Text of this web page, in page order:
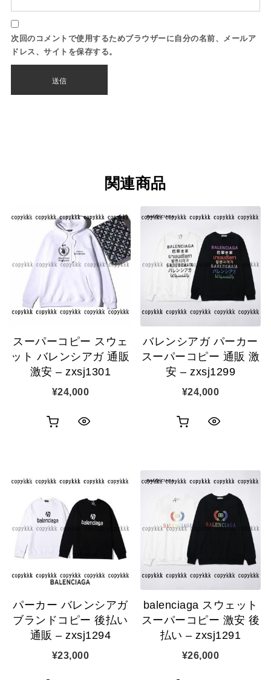
次回のコメントで使用するためブラウザーに自分の名前、メールア
ドレス、サイトを保存する。
関連商品
スーパーコピー スウェ
ット バレンシアガ 通販
激安 – zxsj1301
¥24,000
バレンシアガ パーカー
スーパーコピー 通販 激
安 – zxsj1299
¥24,000
パーカー バレンシアガ
ブランドコピー 後払い
通販 – zxsj1294
¥23,000
balenciaga スウェット
スーパーコピー 激安 後
払い – zxsj1291
¥26,000